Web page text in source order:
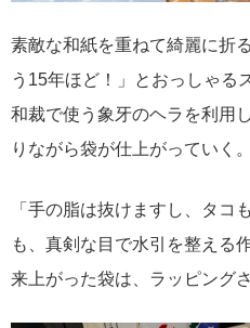
素敵な和紙を重ねて綺麗に折
う15年ほど！」とおっしゃる
和裁で使う象牙のヘラを利用
りながら袋が仕上がっていく。
「手の脂は抜けますし、タコ
も、真剣な目で水引を整える
来上がった袋は、ラッピング